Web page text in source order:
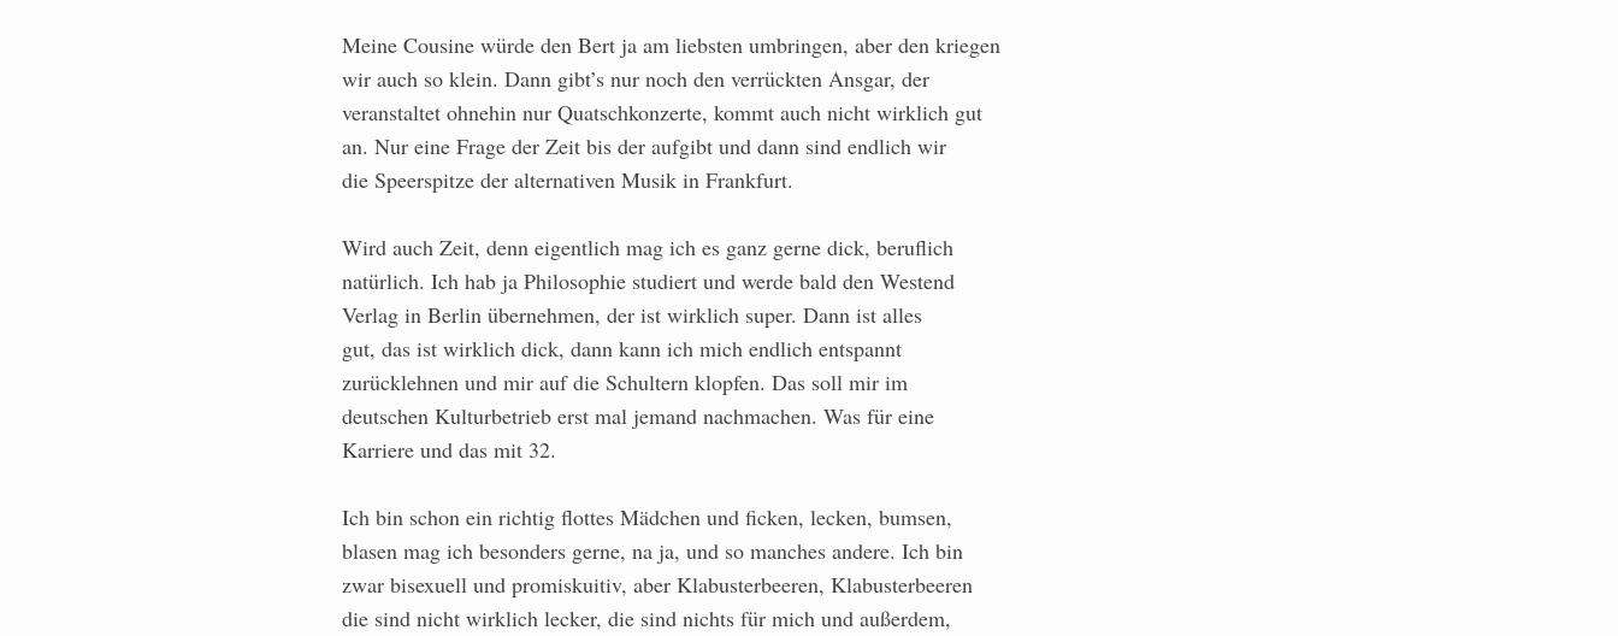
Meine Cousine würde den Bert ja am liebsten umbringen, aber den kriegen
wir auch so klein. Dann gibt’s nur noch den verrückten Ansgar, der
veranstaltet ohnehin nur Quatschkonzerte, kommt auch nicht wirklich gut
an. Nur eine Frage der Zeit bis der aufgibt und dann sind endlich wir
die Speerspitze der alternativen Musik in Frankfurt.
Wird auch Zeit, denn eigentlich mag ich es ganz gerne dick, beruflich
natürlich. Ich hab ja Philosophie studiert und werde bald den Westend
Verlag in Berlin übernehmen, der ist wirklich super. Dann ist alles
gut, das ist wirklich dick, dann kann ich mich endlich entspannt
zurücklehnen und mir auf die Schultern klopfen. Das soll mir im
deutschen Kulturbetrieb erst mal jemand nachmachen. Was für eine
Karriere und das mit 32.
Ich bin schon ein richtig flottes Mädchen und ficken, lecken, bumsen,
blasen mag ich besonders gerne, na ja, und so manches andere. Ich bin
zwar bisexuell und promiskuitiv, aber Klabusterbeeren, Klabusterbeeren
die sind nicht wirklich lecker, die sind nichts für mich und außerdem,